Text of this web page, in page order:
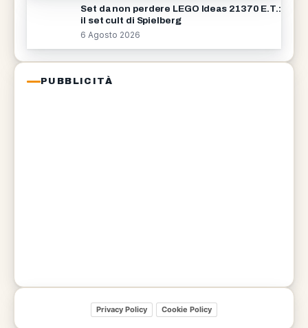
Set da non perdere LEGO Ideas 21370 E.T.:
il set cult di Spielberg
6 Agosto 2026
PUBBLICITÀ
Privacy Policy Cookie Policy